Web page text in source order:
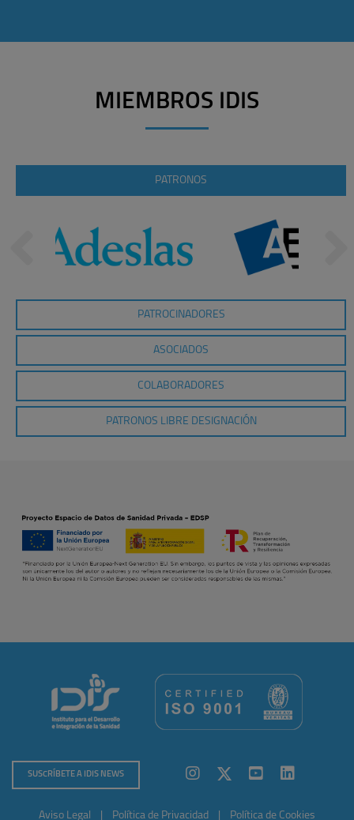
MIEMBROS IDIS
PATRONOS
PATROCINADORES
ASOCIADOS
COLABORADORES
PATRONOS LIBRE DESIGNACIÓN
SUSCRÍBETE A IDIS NEWS
Aviso Legal Política de Privacidad Política de Cookies